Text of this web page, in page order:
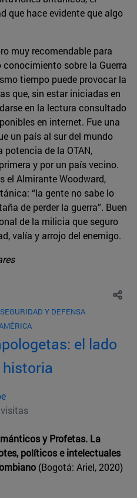
que hace evidente que algo
muy recomendable para
sobre la Guerra
tiempo puede provocar la
que, sin estar iniciadas en
en la lectura consultado
en internet. Fue una
un país al sur del mundo
potencia de la OTAN,
y por un país vecino.
el Almirante Woodward,
“la gente no sabe lo
de perder la guerra”. Buen
de la milicia que seguro
valía y arrojo del enemigo.
SEGURIDAD Y DEFENSA
el lado
historia
y Profetas. La
políticos e intelectuales
(Bogotá: Ariel, 2020)